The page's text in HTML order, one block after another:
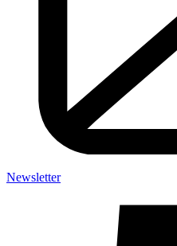
Newsletter